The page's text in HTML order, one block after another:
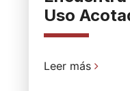
Uso
Leer más